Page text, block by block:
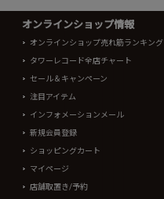
オンラインショップ情報
オンラインショップ売れ筋ランキング
タワーレコード全店チャート
セール＆キャンペーン
注目アイテム
インフォメーションメール
新規会員登録
ショッピングカート
マイページ
店舗取置き/予約